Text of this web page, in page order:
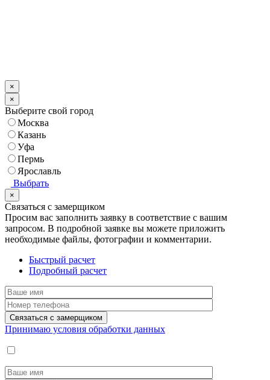
×
×
Выберите свой город
Москва
Казань
Уфа
Пермь
Ярославль
Выбрать
×
Связаться с замерщиком
Просим вас заполнить заявку в соответствие с вашим
запросом. В подробной заявке вы можете приложить
необходимые файлы, фотографии и комментарии.
Быстрый расчет
Подробный расчет
Принимаю условия обработки данных